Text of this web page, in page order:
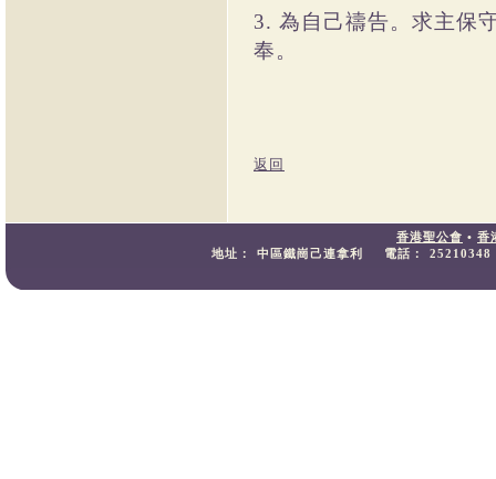
3. 為自己禱告。求主保
奉。
返回
香港聖公會 • 香
地址：
中區鐵崗己連拿利 電話： 25210348